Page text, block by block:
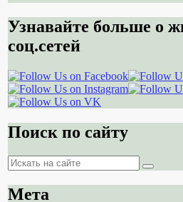
Узнавайте больше о
соц.сетей
Поиск по сайту
Поиск
Поиск
Мета